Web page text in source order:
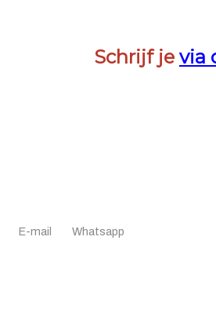
Schrijf je via
E-mail Whatsapp